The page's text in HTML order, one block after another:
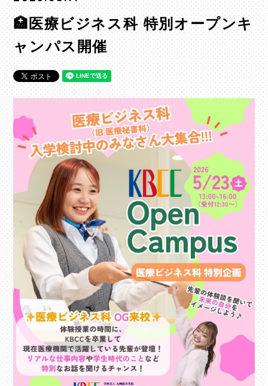
🏥医療ビジネス科 特別オープンキ
ャンパス開催